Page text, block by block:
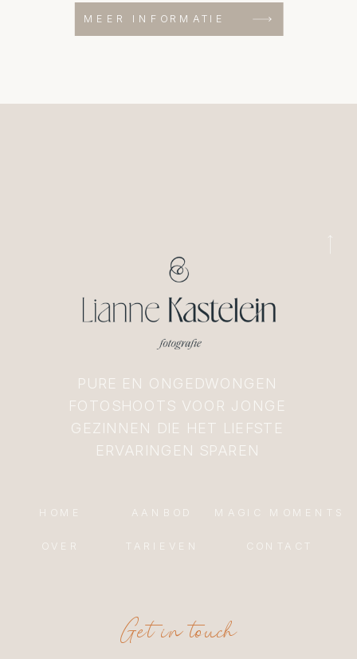
MEER INFORMATIE
Get in touch
CONTACT
TARIEVEN
OVER
MAGIC MOMENTS
AANBOD
HOME
PURE EN ONGEDWONGEN
FOTOSHOOTS VOOR JONGE
GEZINNEN DIE HET LIEFSTE
ERVARINGEN SPAREN